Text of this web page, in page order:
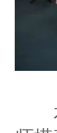
本